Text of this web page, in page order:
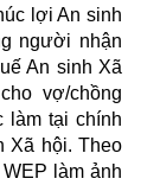
lợi An sinh
người nhận
An sinh Xã
vợ/chồng
làm tại chính
Xã hội. Theo
làmảnh